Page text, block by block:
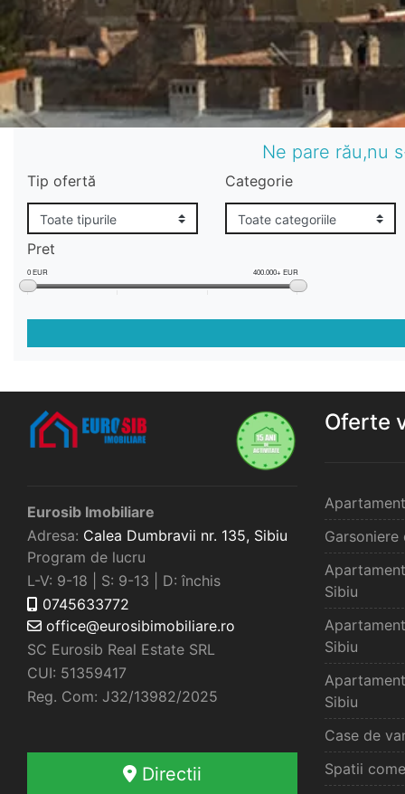
Ne pare rău,nu
Tip ofertă Categorie
Pret
0 EUR 400.000+ EUR
Eurosib Imobiliare
Adresa: Calea Dumbravii nr. 135, Sibiu
Program de lucru
L-V: 9-18 | S: 9-13 | D: închis
0745633772
office@eurosibimobiliare.ro
SC Eurosib Real Estate SRL
CUI: 51359417
Reg. Com: J32/13982/2025
Directii
Oferte
Garsoniere
Sibiu
Sibiu
Sibiu
Case de
Spatii